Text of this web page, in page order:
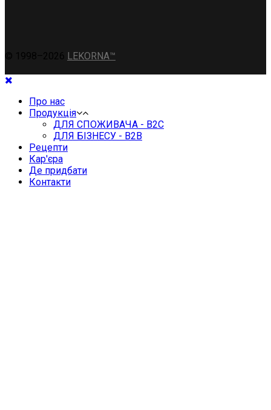
LEKORNA™
Про нас
Продукція
ДЛЯ СПОЖИВАЧА - B2C
ДЛЯ БІЗНЕСУ - B2B
Рецепти
Кар'єра
Де придбати
Контакти